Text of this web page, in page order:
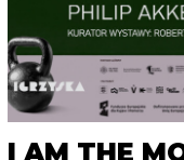
I AM THE